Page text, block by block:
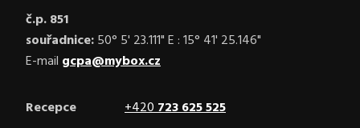
č.p. 851
souřadnice:50° 5' 23.111" E : 15° 41' 25.146"
E-mail gcpa@mybox.cz
Recepce +420723 625 525